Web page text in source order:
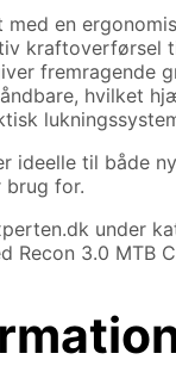
med en
hvilket
ideelle til både
for.
under
Recon 3.0 MTB